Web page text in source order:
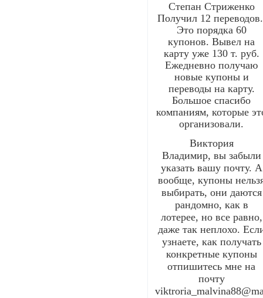
Степан Стриженко
Получил 12
Это порядка 60
купонов. Вывел на
карту уже 130 т. руб.
Ежедневно получаю
новые купоны и
переводы на карту.
Большое спасибо
компаниям, которые
организовали.
Виктория
Владимир, вы забыли
указать вашу почту. А
вообще, купоны
выбирать, они даются
рандомно, как в
лотерее, но все равно,
даже так неплохо.
узнаете, как получать
конкретные купоны
отпишитесь мне на
почту